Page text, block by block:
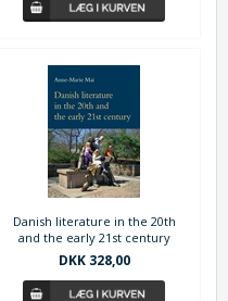
Danish literature in the 20th
and the early 21st century
DKK 328,00